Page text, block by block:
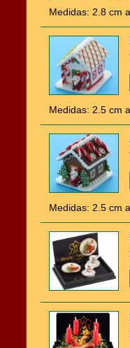
Medidas: 2.8 cm
Medidas: 2.5 cm
Medidas: 2.5 cm